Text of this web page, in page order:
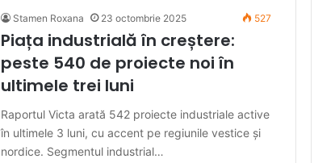
Stamen Roxana 23 octombrie 2025 527
Piața industrială în creștere:
peste 540 de proiecte noi în
ultimele trei luni
Raportul Victa arată 542 proiecte industriale active
în ultimele 3 luni, cu accent pe regiunile vestice și
nordice. Segmentul industrial…